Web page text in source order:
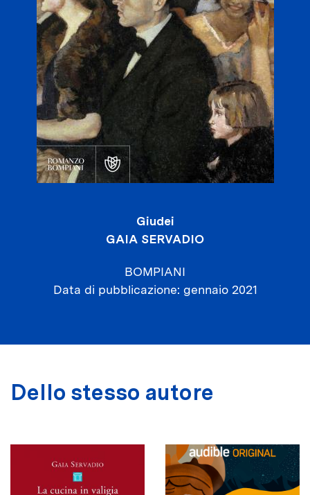
Giudei
GAIA SERVADIO
BOMPIANI
Data di pubblicazione gennaio 2021
Dello stesso autore